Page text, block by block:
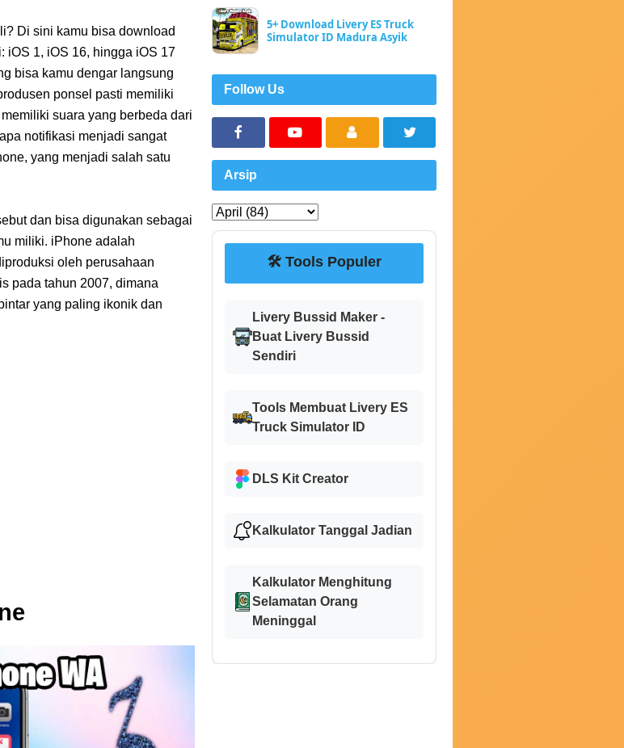
Di sini kamu bisa download
iOS 1, iOS 16, hingga iOS 17
bisa kamu dengar langsung
ponsel pasti memiliki
suara yang berbeda dari
notifikasi menjadi sangat
yang menjadi salah satu
dan bisa digunakan sebagai
miliki. iPhone adalah
oleh perusahaan
pada tahun 2007, dimana
yang paling ikonik dan
5+ Download Livery ES Truck
Simulator ID Madura Asyik
Follow Us
Arsip
🛠️ Tools Populer
Livery Bussid Maker -
Buat Livery Bussid
Sendiri
Tools Membuat Livery ES
Truck Simulator ID
DLS Kit Creator
Kalkulator Tanggal Jadian
Kalkulator Menghitung
Selamatan Orang
Meninggal